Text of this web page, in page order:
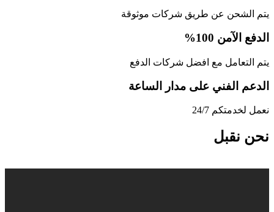
يتم الشحن عن طريق شركات موثوقة
الدفع الآمن 100%
يتم التعامل مع افضل شركات الدفع
الدعم الفني على مدار الساعة
نعمل لخدمتكم 24/7
نحن نقبل